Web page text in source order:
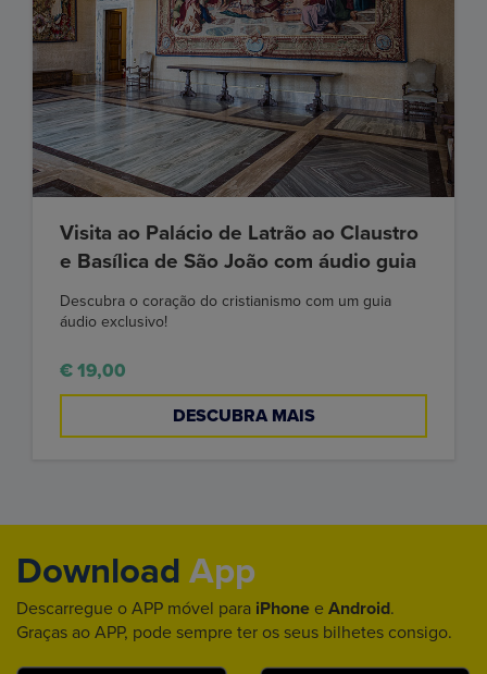
Visita ao Palácio de Latrão ao Claustro
e Basílica de São João com áudio guia
Descubra o coração do cristianismo com um guia
áudio exclusivo!
€ 19,00
DESCUBRA MAIS
Download App
Descarregue o APP móvel para iPhone e Android.
Graças ao APP, pode sempre ter os seus bilhetes consigo.